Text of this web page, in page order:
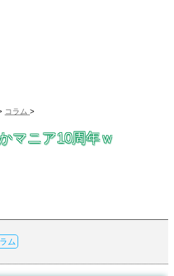
コラム >
マニア10周年ｗ
ム